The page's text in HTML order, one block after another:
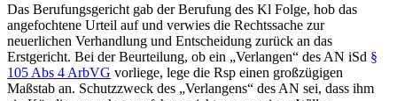
Das Berufungsgericht gab der Berufung des Kl Folge, hob das
angefochtene Urteil auf und verwies die Rechtssache zur
neuerlichen Verhandlung und Entscheidung zurück an das
Erstgericht. Bei der Beurteilung, ob ein „Verlangen“ des AN iSd §
105 Abs 4 ArbVG vorliege, lege die Rsp einen großzügigen
Maßstab an. Schutzzweck des „Verlangens“ des AN sei, dass ihm